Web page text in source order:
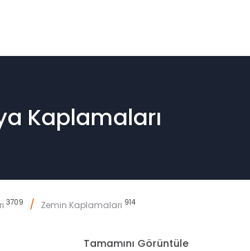
Kaplamaları
3709 / Zemin Kaplamaları 914
Tamamını Görüntüle